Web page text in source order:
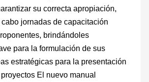
su correcta apropiación,
jornadas de capacitación
brindándoles
para la formulación de sus
estratégicas para la presentación
El nuevo manual